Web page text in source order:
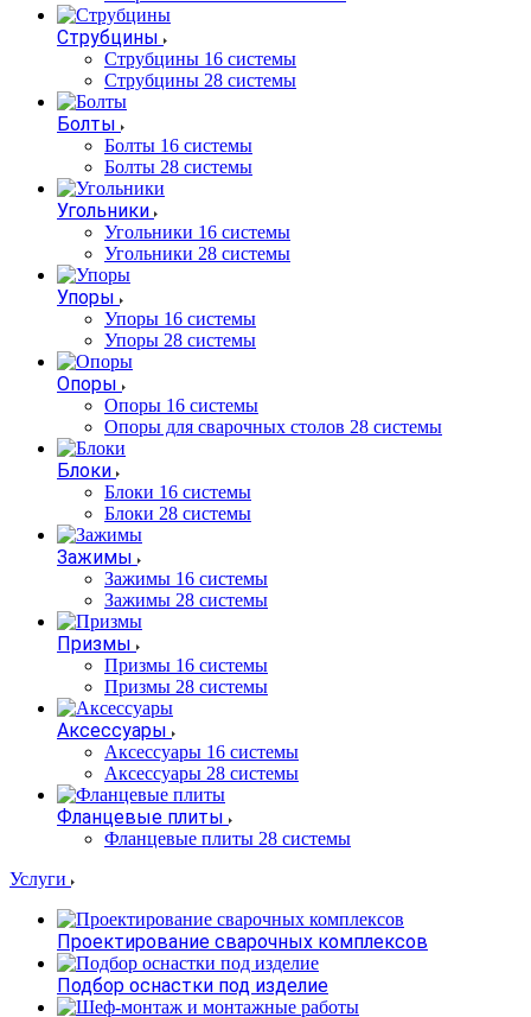
Струбцины
Струбцины 16 системы
Струбцины 28 системы
Болты
Болты 16 системы
Болты 28 системы
Угольники
Угольники 16 системы
Угольники 28 системы
Упоры
Упоры 16 системы
Упоры 28 системы
Опоры
Опоры 16 системы
Опоры для сварочных столов 28 системы
Блоки
Блоки 16 системы
Блоки 28 системы
Зажимы
Зажимы 16 системы
Зажимы 28 системы
Призмы
Призмы 16 системы
Призмы 28 системы
Аксессуары
Аксессуары 16 системы
Аксессуары 28 системы
Фланцевые плиты
Фланцевые плиты 28 системы
Услуги
Проектирование сварочных комплексов
Подбор оснастки под изделие